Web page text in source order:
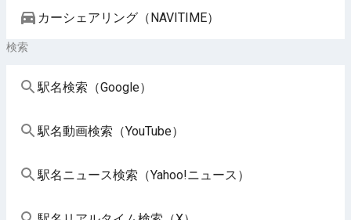
カーシェアリング（NAVITIME）
検索
駅名検索（Google）
駅名動画検索（YouTube）
駅名ニュース検索（Yahoo!ニュース）